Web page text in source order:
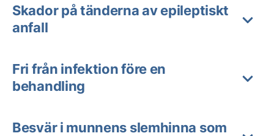
Skador på tänderna av epileptiskt
anfall
Fri från infektion före en
behandling
Besvär i munnens slemhinna som